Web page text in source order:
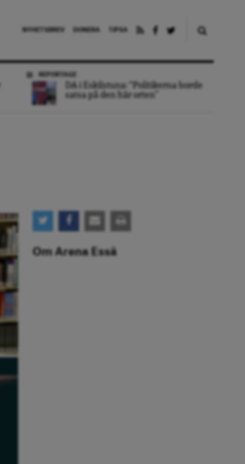
NYHETSBREV DONERA TIPSA
REPORTAGE
DA i Eskilstuna: “Politikerna borde
satsa på den här orten”
Om Arena Essä